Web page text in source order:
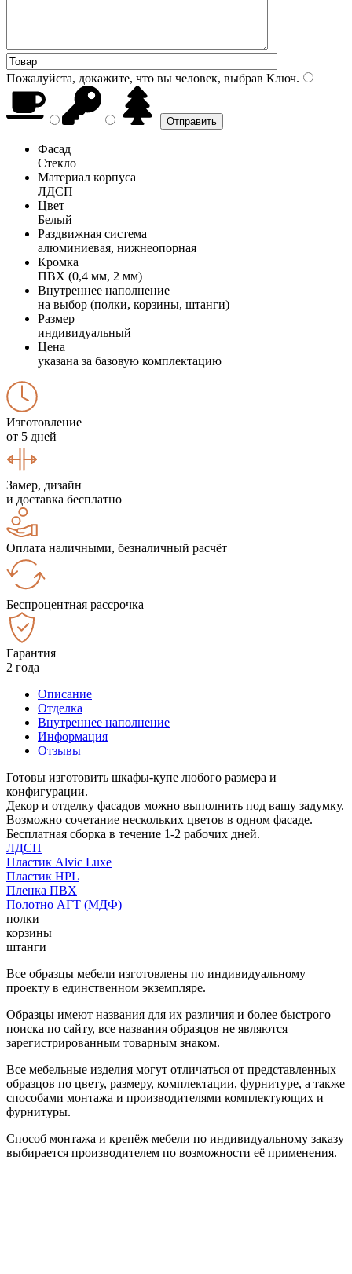
Пожалуйста, докажите, что вы человек, выбрав Ключ.
Фасад
Стекло
Материал корпуса
ЛДСП
Цвет
Белый
Раздвижная система
алюминиевая, нижнеопорная
Кромка
ПВХ (0,4 мм, 2 мм)
Внутреннее наполнение
на выбор (полки, корзины, штанги)
Размер
индивидуальный
Цена
указана за базовую комплектацию
Изготовление
от 5 дней
Замер, дизайн
и доставка бесплатно
Оплата наличными, безналичный расчёт
Беспроцентная рассрочка
Гарантия
2 года
Описание
Отделка
Внутреннее наполнение
Информация
Отзывы
Готовы изготовить шкафы-купе любого размера и
конфигурации.
Декор и отделку фасадов можно выполнить под вашу задумку.
Возможно сочетание нескольких цветов в одном фасаде.
Бесплатная сборка в течение 1-2 рабочих дней.
ЛДСП
Пластик Alvic Luxe
Пластик HPL
Пленка ПВХ
Полотно АГТ (МДФ)
полки
корзины
штанги
Все образцы мебели изготовлены по индивидуальному
проекту в единственном экземпляре.
Образцы имеют названия для их различия и более быстрого
поиска по сайту, все названия образцов не являются
зарегистрированным товарным знаком.
Все мебельные изделия могут отличаться от представленных
образцов по цвету, размеру, комплектации, фурнитуре, а также
способами монтажа и производителями комплектующих и
фурнитуры.
Способ монтажа и крепёж мебели по индивидуальному заказу
выбирается производителем по возможности её применения.